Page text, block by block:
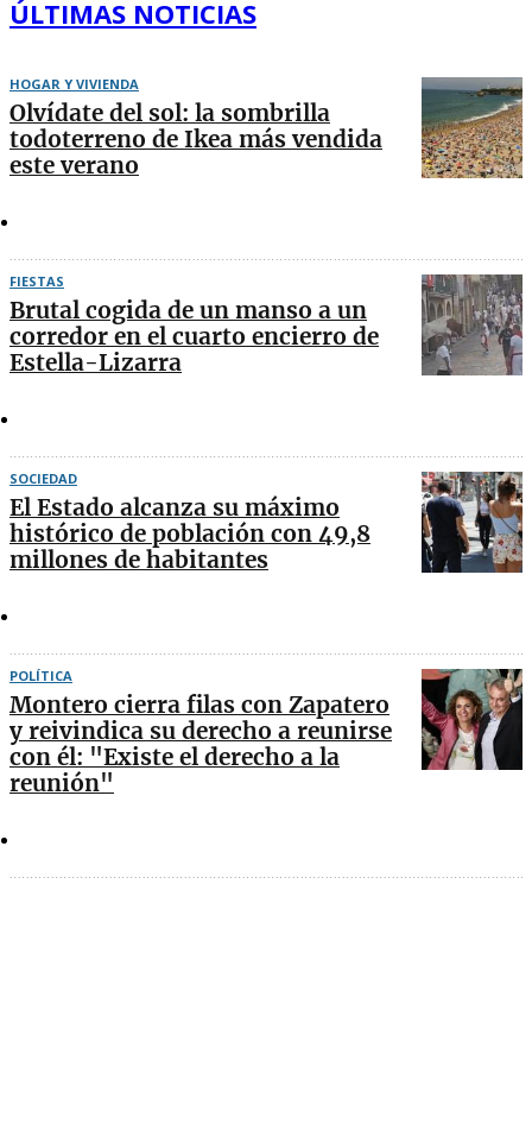
ÚLTIMAS NOTICIAS
HOGAR Y VIVIENDA
Olvídate del sol: la sombrilla
todoterreno de Ikea más vendida
este verano
FIESTAS
Brutal cogida de un manso a un
corredor en el cuarto encierro de
Estella-Lizarra
SOCIEDAD
El Estado alcanza su máximo
histórico de población con 49,8
millones de habitantes
POLÍTICA
Montero cierra filas con Zapatero
y reivindica su derecho a reunirse
con él: "Existe el derecho a la
reunión"